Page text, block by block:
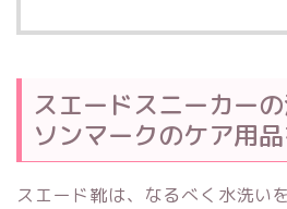
スエードスニーカー
ソンマークのケア用
スエード靴は、なるべく水洗い